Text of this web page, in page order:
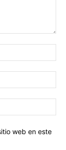
web en este